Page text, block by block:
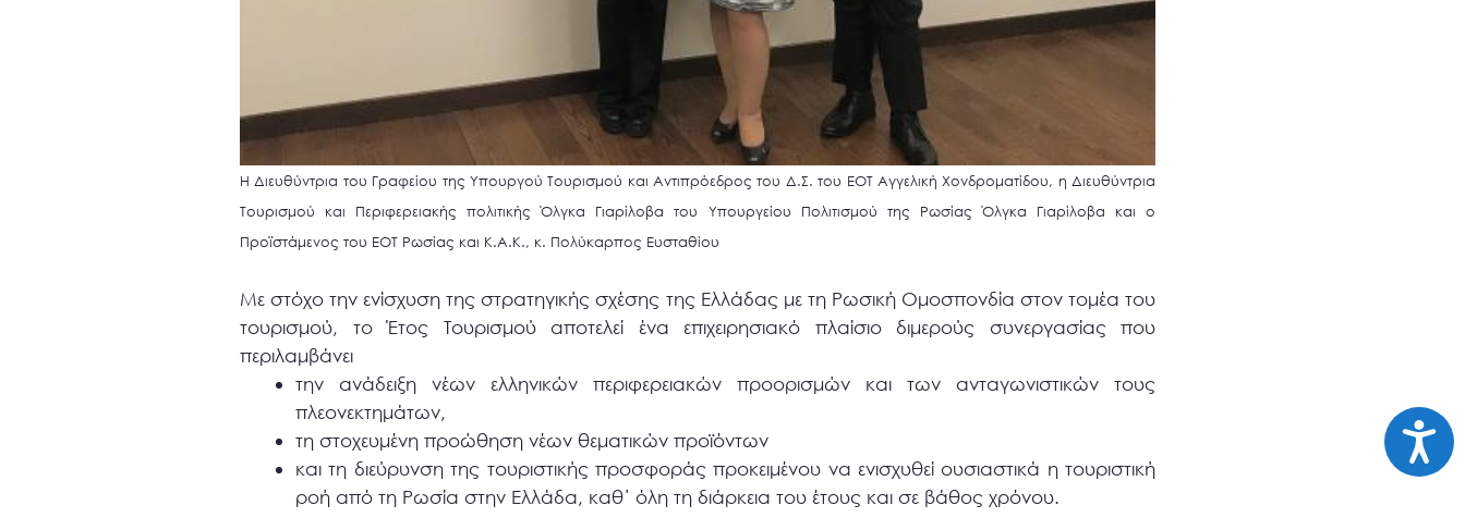
Η Διευθύντρια του Γραφείου της Υπουργού Τουρισμού και Αντιπρόεδρος του Δ.Σ. του ΕΟΤ Αγγελική Χονδροματίδου, η Διευθύντρια
Τουρισμού και Περιφερειακής πολιτικής Όλγκα Γιαρίλοβα του Υπουργείου Πολιτισμού της Ρωσίας Όλγκα Γιαρίλοβα και ο
Προϊστάμενος του ΕΟΤ Ρωσίας και Κ.Α.Κ., κ. Πολύκαρπος Ευσταθίου
Με στόχο την ενίσχυση της στρατηγικής σχέσης της Ελλάδας με τη Ρωσική Ομοσπονδία στον τομέα του
τουρισμού, το Έτος Τουρισμού αποτελεί ένα επιχειρησιακό πλαίσιο διμερούς συνεργασίας που
περιλαμβάνει
την ανάδειξη νέων ελληνικών περιφερειακών προορισμών και των ανταγωνιστικών τους
πλεονεκτημάτων,
τη στοχευμένη προώθηση νέων θεματικών προϊόντων
και τη διεύρυνση της τουριστικής προσφοράς προκειμένου να ενισχυθεί ουσιαστικά η τουριστική
ροή από τη Ρωσία στην Ελλάδα, καθ΄ όλη τη διάρκεια του έτους και σε βάθος χρόνου.